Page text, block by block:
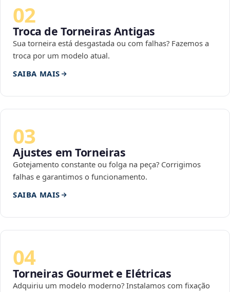
02
Troca de Torneiras Antigas
Sua torneira está desgastada ou com falhas? Fazemos a
troca por um modelo atual.
SAIBA MAIS
03
Ajustes em Torneiras
Gotejamento constante ou folga na peça? Corrigimos
falhas e garantimos o funcionamento.
SAIBA MAIS
04
Torneiras Gourmet e Elétricas
Adquiriu um modelo moderno? Instalamos com fixação